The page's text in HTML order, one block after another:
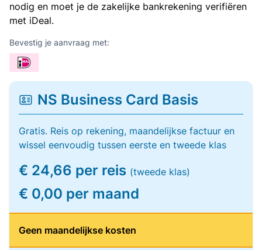
nodig en moet je de zakelijke bankrekening verifiëren
met iDeal.
Bevestig je aanvraag met:
NS Business Card Basis
Gratis. Reis op rekening, maandelijkse factuur en
wissel eenvoudig tussen eerste en tweede klas
€ 24,66 per reis (tweede klas)
€ 0,00 per maand
Geen maandelijkse kosten